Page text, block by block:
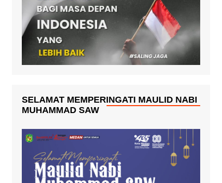
SELAMAT MEMPERINGATI MAULID NABI
MUHAMMAD SAW